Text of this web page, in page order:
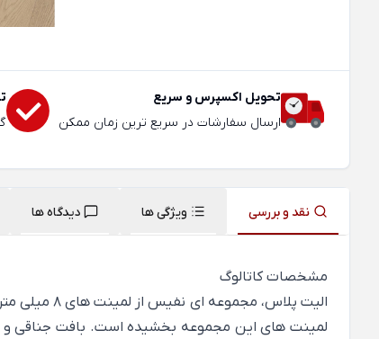
تحویل اکسپرس و سریع
ارسال سفارشات در سریع ترین زمان ممکن
نقد و بررسی ویژگی ها دیدگاه ها
مشخصات کاتالوگ
الیت